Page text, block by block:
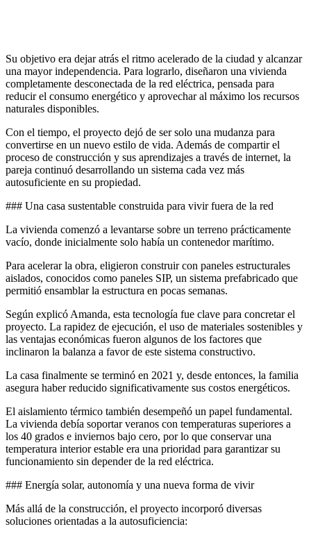
Su objetivo era dejar atrás el ritmo acelerado de la ciudad y alcanzar
una mayor independencia. Para lograrlo, diseñaron una vivienda
completamente desconectada de la red eléctrica, pensada para
reducir el consumo energético y aprovechar al máximo los recursos
naturales disponibles.
Con el tiempo, el proyecto dejó de ser solo una mudanza para
convertirse en un nuevo estilo de vida. Además de compartir el
proceso de construcción y sus aprendizajes a través de internet, la
pareja continuó desarrollando un sistema cada vez más
autosuficiente en su propiedad.
### Una casa sustentable construida para vivir fuera de la red
La vivienda comenzó a levantarse sobre un terreno prácticamente
vacío, donde inicialmente solo había un contenedor marítimo.
Para acelerar la obra, eligieron construir con paneles estructurales
aislados, conocidos como paneles SIP, un sistema prefabricado que
permitió ensamblar la estructura en pocas semanas.
Según explicó Amanda, esta tecnología fue clave para concretar el
proyecto. La rapidez de ejecución, el uso de materiales sostenibles y
las ventajas económicas fueron algunos de los factores que
inclinaron la balanza a favor de este sistema constructivo.
La casa finalmente se terminó en 2021 y, desde entonces, la familia
asegura haber reducido significativamente sus costos energéticos.
El aislamiento térmico también desempeñó un papel fundamental.
La vivienda debía soportar veranos con temperaturas superiores a
los 40 grados e inviernos bajo cero, por lo que conservar una
temperatura interior estable era una prioridad para garantizar su
funcionamiento sin depender de la red eléctrica.
### Energía solar, autonomía y una nueva forma de vivir
Más allá de la construcción, el proyecto incorporó diversas
soluciones orientadas a la autosuficiencia: